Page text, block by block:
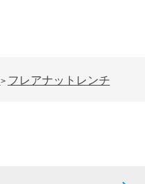
> フレアナットレンチ